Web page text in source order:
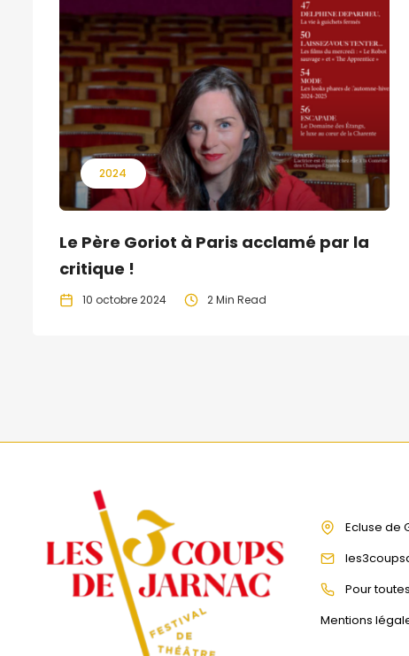
2024
Le Père Goriot à Paris acclamé par la
critique !
10 octobre 2024 2 Min Read
Ecluse de
Pour
Mentions